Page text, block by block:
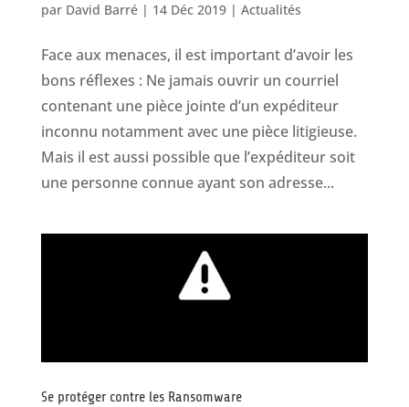
par David Barré| 14 Déc 2019| Actualités
Face aux menaces, il est important d’avoir les
bons réflexes : Ne jamais ouvrir un courriel
contenant une pièce jointe d’un expéditeur
inconnu notamment avec une pièce litigieuse.
Mais il est aussi possible que l’expéditeur soit
une personne connue ayant son adresse...
Se protéger contre les Ransomware